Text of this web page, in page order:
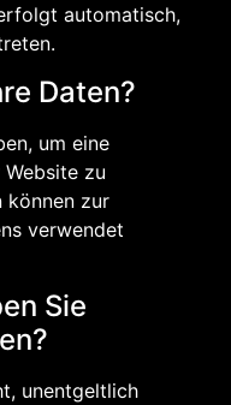
automatisch,
Daten?
um eine
zu
können zur
verwendet
Sie
unentgeltlich